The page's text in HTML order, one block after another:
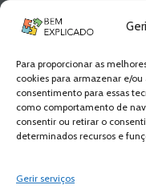
Para proporcionar as
cookies para armazenar e/
consentimento para essas
como comportamento de
consentir ou retirar o
determinados recursos e
Gerir serviços
Explicado
Fica a par de
Spam,
conteúdos!